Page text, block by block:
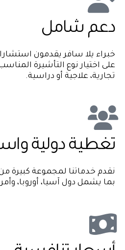
دعم شامل
خبراء يلا سافر يقدمون
على اختيار نوع التأشيرة
تجارية، علاجية أو دراسية.
تغطية دولية
نقدم خدماتنا لمجموعة كبيرة
بما يشمل دول آسيا، أوروبا،